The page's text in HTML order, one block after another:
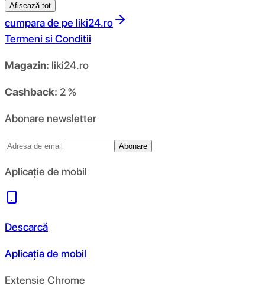
Afișează tot
cumpara de pe liki24.ro
Termeni si Conditii
Magazin: liki24.ro
Cashback: 2 %
Abonare newsletter
Abonare
Aplicație de mobil
Descarcă
Aplicația de mobil
Extensie Chrome